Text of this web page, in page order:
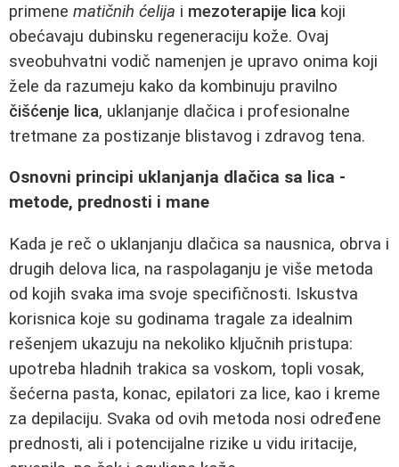
primene matičnih ćelija i mezoterapije lica koji
obećavaju dubinsku regeneraciju kože. Ovaj
sveobuhvatni vodič namenjen je upravo onima koji
žele da razumeju kako da kombinuju pravilno
čišćenje lica, uklanjanje dlačica i profesionalne
tretmane za postizanje blistavog i zdravog tena.
Osnovni principi uklanjanja dlačica sa lica -
metode, prednosti i mane
Kada je reč o uklanjanju dlačica sa nausnica, obrva i
drugih delova lica, na raspolaganju je više metoda
od kojih svaka ima svoje specifičnosti. Iskustva
korisnica koje su godinama tragale za idealnim
rešenjem ukazuju na nekoliko ključnih pristupa:
upotreba hladnih trakica sa voskom, topli vosak,
šećerna pasta, konac, epilatori za lice, kao i kreme
za depilaciju. Svaka od ovih metoda nosi određene
prednosti, ali i potencijalne rizike u vidu iritacije,